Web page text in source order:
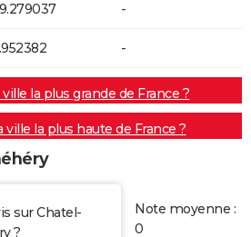
-
-
la plus grande de France ?
ville la plus haute de France ?
sur Chatel-
?
Note moyenne :
0